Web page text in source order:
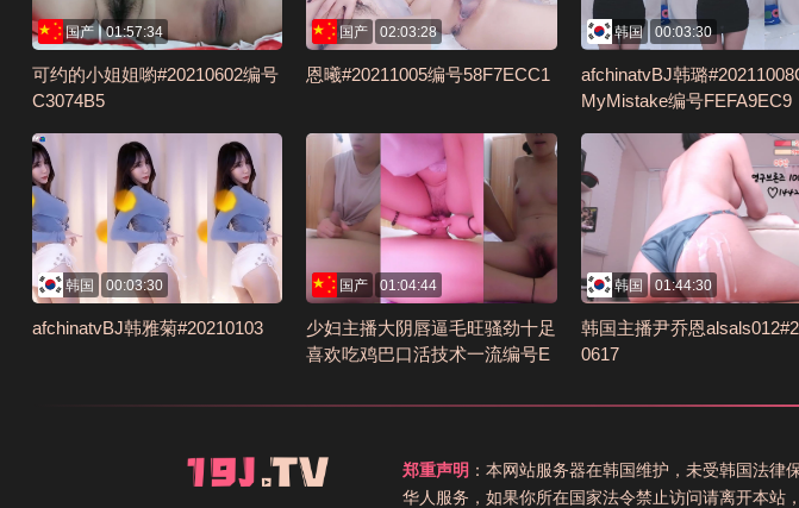
国产 01:57:34
可约的小姐姐喲#20210602编号
C3074B5
国产 02:03:28
恩曦#20211005编号58F7ECC1
韩国 00:03:30
afchinatvBJ韩璐
MyMistake编号FEFA9EC9
韩国 00:03:30
afchinatvBJ韩雅菊#20210103
国产 01:04:44
少妇主播大阴唇逼毛旺骚劲十足
喜欢吃鸡巴口活技术一流编号E
韩国 01:44:30
韩国主播尹乔恩
0617
郑重声明 ：本网站服务器在韩国维护，未受韩国法律
华人服务，如果你所在国家法令禁止访问请离开本站